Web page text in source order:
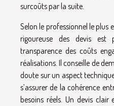
surcoûts par la suite.
Selon le professionnel le plus
rigoureuse des devis est
transparence des coûts
réalisations. Il conseille de
doute sur un aspect
s’assurer de la cohérence
besoins réels. Un devis